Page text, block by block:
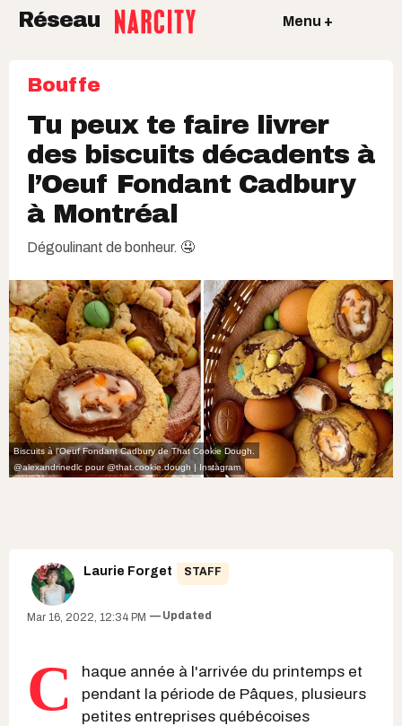
Réseau Menu +
Bouffe
Tu peux te faire livrer
des biscuits décadents à
l’Oeuf Fondant Cadbury
à Montréal
Dégoulinant de bonheur. 🤤
Biscuits à l’Oeuf Fondant Cadbury de That Cookie Dough.
@alexandrinedlc pour@that.cookie.dough | Instagram
Laurie Forget STAFF
Mar 16, 2022, 12:34 PM Updated
C
haque année à l'arrivée du printemps et
pendant la période de Pâques, plusieurs
petites entreprises québécoises